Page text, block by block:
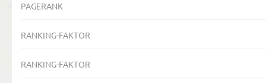
PAGERANK
RANKING-FAKTOR
RANKING-FAKTOR